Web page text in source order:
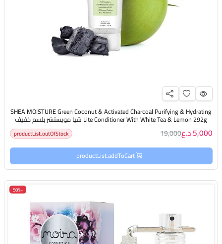
SHEA MOISTURE Green Coconut & Activated Charcoal Purifying & Hydrating
Lite Conditioner With White Tea & Lemon 292g شيا مويستشر بلسم خفيف
5,000 د.ع 19,000
productList.outOfStock
productList.addToCart
-50%